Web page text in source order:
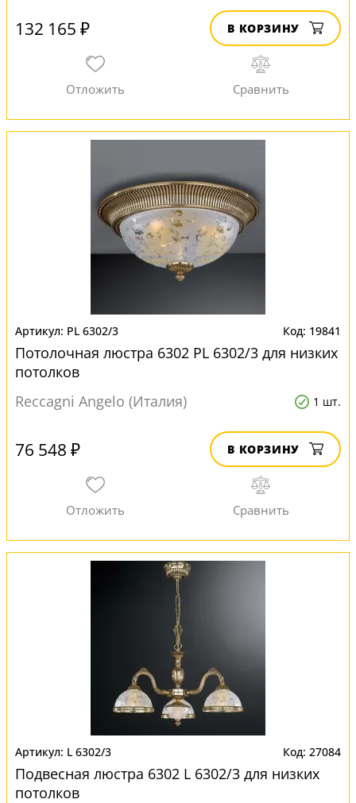
132 165 ₽ В КОРЗИНУ
PL 6302/3 19841
Потолочная люстра 6302 PL 6302/3 для низких
потолков
Reccagni Angelo (Италия)
1 шт.
76 548 ₽ В КОРЗИНУ
L 6302/3 27084
Подвесная люстра 6302 L 6302/3 для низких
потолков